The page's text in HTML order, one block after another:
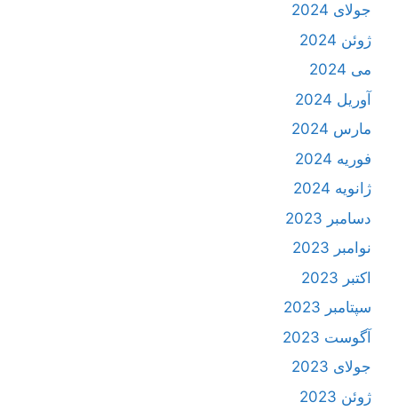
جولای 2024
ژوئن 2024
می 2024
آوریل 2024
مارس 2024
فوریه 2024
ژانویه 2024
دسامبر 2023
نوامبر 2023
اکتبر 2023
سپتامبر 2023
آگوست 2023
جولای 2023
ژوئن 2023